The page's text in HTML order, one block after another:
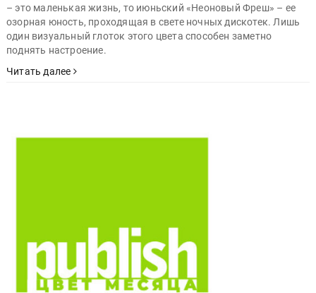
– это маленькая жизнь, то июньский «Неоновый Фреш» – ее
озорная юность, проходящая в свете ночных дискотек. Лишь
один визуальный глоток этого цвета способен заметно
поднять настроение.
Читать далее